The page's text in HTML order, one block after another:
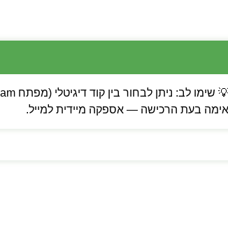
בעת הרכישה — אספקה מיידית למייל.